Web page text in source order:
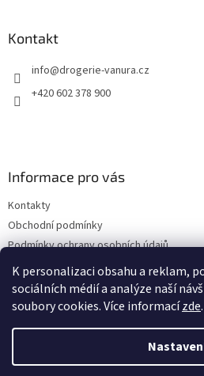
K personalizaci obsahu a reklam,
sociálních médií a analýze naší
soubory cookies. Více informacízde.
Kontakt
info@drogerie-vanura.cz
+420 602 378 900
Informace pro vás
Kontakty
Obchodní podmínky
Podmínky ochrany osobních údajů
Dodací a platební podmínky